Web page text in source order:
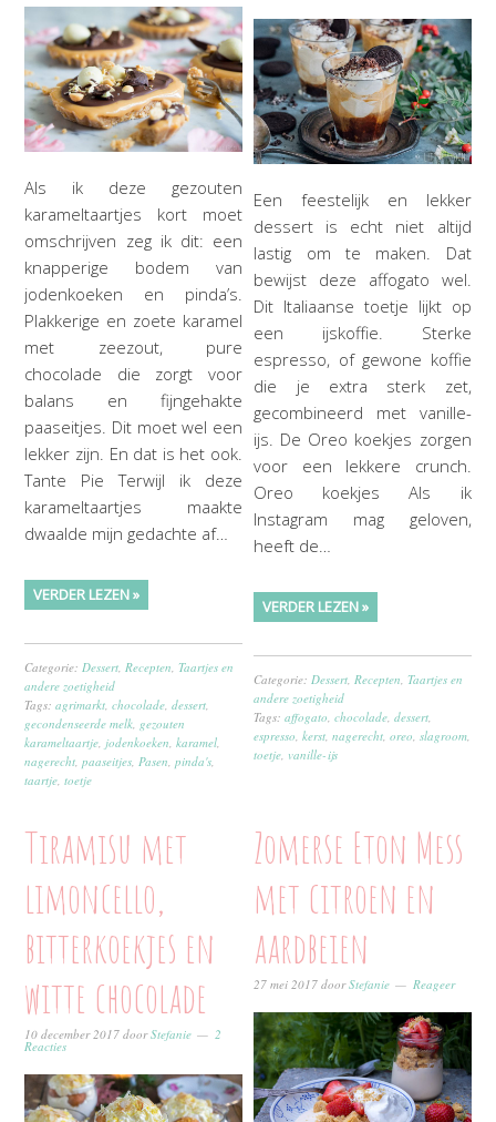
Als ik deze gezouten
karameltaartjes kort moet
omschrijven zeg ik dit: een
knapperige bodem van
jodenkoeken en pinda’s.
Plakkerige en zoete karamel
met zeezout, pure
chocolade die zorgt voor
balans en fijngehakte
paaseitjes. Dit moet wel een
lekker zijn. En dat is het ook.
Tante Pie Terwijl ik deze
karameltaartjes maakte
dwaalde mijn gedachte af…
VERDER LEZEN »
Categorie: Dessert Recepten ,Taartjes en
andere zoetigheid
Tags:agrimarkt ,chocolade ,dessert
gecondenseerde melk gezouten
karameltaartje jodenkoeken ,karamel
nagerecht ,paaseitjes Pasen ,pinda's
taartje ,toetje
Een feestelijk en lekker
dessert is echt niet altijd
lastig om te maken. Dat
bewijst deze affogato wel.
Dit Italiaanse toetje lijkt op
een ijskoffie. Sterke
espresso, of gewone koffie
die je extra sterk zet,
gecombineerd met vanille-
ijs. De Oreo koekjes zorgen
voor een lekkere crunch.
Oreo koekjes Als ik
Instagram mag geloven,
heeft de…
VERDER LEZEN »
Categorie: Dessert Recepten ,Taartjes en
andere zoetigheid
Tags:affogato ,chocolade ,dessert
espresso ,kerst ,nagerecht ,oreo ,slagroom
toetje vanille-ijs
Tiramisu met
limoncello,
bitterkoekjes en
witte chocolade
10 december 2017 doorStefanie 2
Reacties
Zomerse Eton Mess
met citroen en
aardbeien
27 mei 2017 doorStefanie Reageer